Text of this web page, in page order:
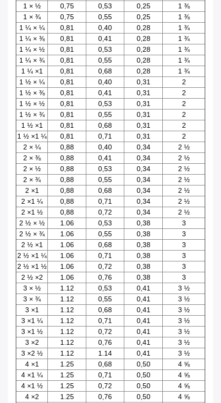
1 × ½
0,75 0,53 0,25
1 ⅜
1 × ¾
0,75 0,55 0,25
1 ⅜
1 ¼ × ¼
0,81 0,40 0,28
1 ¾
1 ¼ × ⅜
0,81 0,41 0,28
1 ¾
1 ¼ × ½
0,81 0,53 0,28
1 ¾
1 ¼ × ¾
0,81 0,55 0,28
1 ¾
1 ¼ ×1
0,81 0,68 0,28
1 ¾
1 ½ × ¼
0,81 0,40 0,31
2
1 ½ × ⅜
0,81 0,41 0,31
2
1 ½ × ½
0,81 0,53 0,31
2
1 ½ × ¾
0,81 0,55 0,31
2
1 ½ ×1
0,81 0,68 0,31
2
1 ½ ×1 ¼
0,81 0,71 0,31
2
2 × ¼
0,88 0,40 0,34
2 ½
2 × ⅜
0,88 0,41 0,34
2 ½
2 × ½
0,88 0,53 0,34
2 ½
2 × ¾
0,88 0,55 0,34
2 ½
2 ×1
0,88 0,68 0,34
2 ½
2 ×1 ¼
0,88 0,71 0,34
2 ½
2 ×1 ½
0,88 0,72 0,34
2 ½
2 ½ × ½
1.06 0,53 0,38
3
2 ½ × ¾
1.06 0,55 0,38
3
2 ½ ×1
1.06 0,68 0,38
3
2 ½ ×1 ¼
1.06 0,71 0,38
3
2 ½ ×1 ½
1.06 0,72 0,38
3
2 ½ ×2
1.06 0,76 0,38
3
3 × ½
1.12 0,53 0,41
3 ½
3 × ¾
1.12 0,55 0,41
3 ½
3 ×1
1.12 0,68 0,41
3 ½
3 ×1 ¼
1.12 0,71 0,41
3 ½
3 ×1 ½
1.12 0,72 0,41
3 ½
3 ×2
1.12 0,76 0,41
3 ½
3 ×2 ½
1.12 1.14 0,41
3 ½
4 ×1
1.25 0,68 0,50
4 ⅝
4 ×1 ¼
1.25 0,71 0,50
4 ⅝
4 ×1 ½
1.25 0,72 0,50
4 ⅝
4 ×2
1.25 0,76 0,50
4 ⅝